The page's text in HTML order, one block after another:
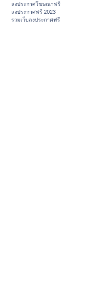
ลงประกาศโฆษณาฟรี
ลงประกาศฟรี 2023
รวมเว็บลงประกาศฟรี